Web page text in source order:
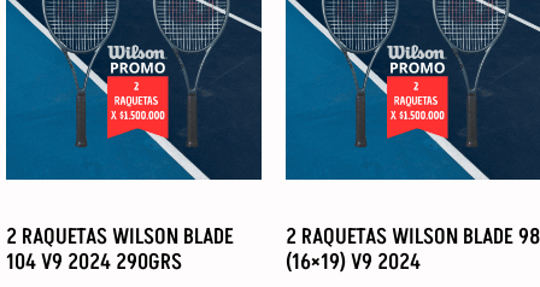
2 RAQUETAS WILSON BLADE
104 V9 2024 290GRS
2 RAQUETAS WILSON BLADE 98
(16×19) V9 2024